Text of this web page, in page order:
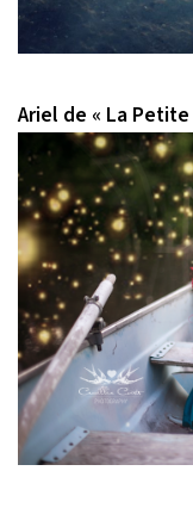
Ariel de « La Petite